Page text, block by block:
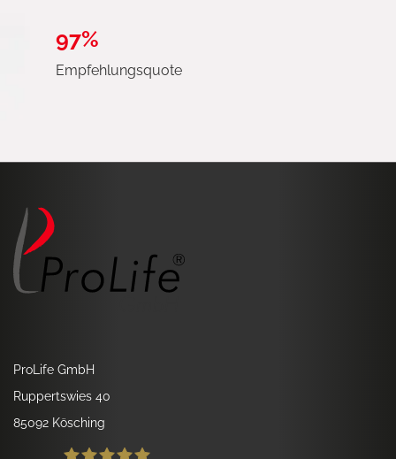
97%
Empfehlungsquote
ProLife GmbH
Ruppertswies 40
85092 Kösching